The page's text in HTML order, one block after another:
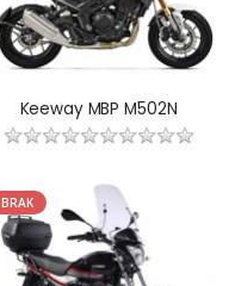
Keeway MBP M502N
BRAK